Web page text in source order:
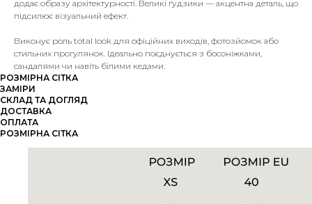
додає образу архітектурності. Великі ґудзики — акцентна деталь, що
підсилює візуальний ефект.
Виконує роль total look для офіційних виходів, фотозйомок або
стильних прогулянок. Ідеально поєднується з босоніжками,
сандалями чи навіть білими кедами.
РОЗМІРНА СІТКА
ЗАМІРИ
СКЛАД ТА ДОГЛЯД
ДОСТАВКА
ОПЛАТА
РОЗМІРНА СІТКА